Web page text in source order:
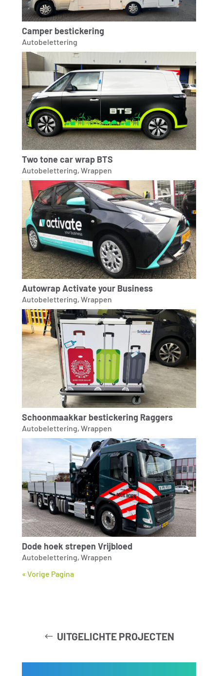
Camper bestickering
Autobelettering
Two tone car wrap BTS
Autobelettering, Wrappen
Autowrap Activate your Business
Autobelettering, Wrappen
Schoonmaakkar bestickering Raggers
Autobelettering, Wrappen
Dode hoek strepen Vrijbloed
Autobelettering, Wrappen
« Vorige Pagina
UITGELICHTE PROJECTEN